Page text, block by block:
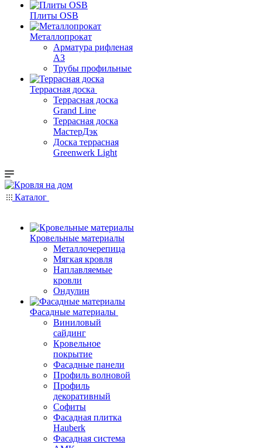
Плиты OSB
Металлопрокат
Арматура рифленая
АЗ
Трубы профильные
Террасная доска
Террасная доска
Grand Line
Террасная доска
МастерДэк
Доска террасная
Greenwerk Light
Каталог
Кровельные материалы
Металлочерепица
Мягкая кровля
Наплавляемые
кровли
Ондулин
Фасадные материалы
Виниловый
сайдинг
Кровельное
покрытие
Фасадные панели
Профиль волновой
Профиль
декоративный
Софиты
Фасадная плитка
Hauberk
Фасадная система